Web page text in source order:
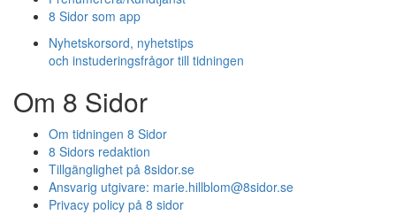
8 Sidor som app
Nyhetskorsord, nyhetstips
och instuderingsfrågor till tidningen
Om 8 Sidor
Om tidningen 8 Sidor
8 Sidors redaktion
Tillgänglighet på 8sidor.se
Ansvarig utgivare: marie.hillblom@8sidor.se
Privacy policy på 8 sidor